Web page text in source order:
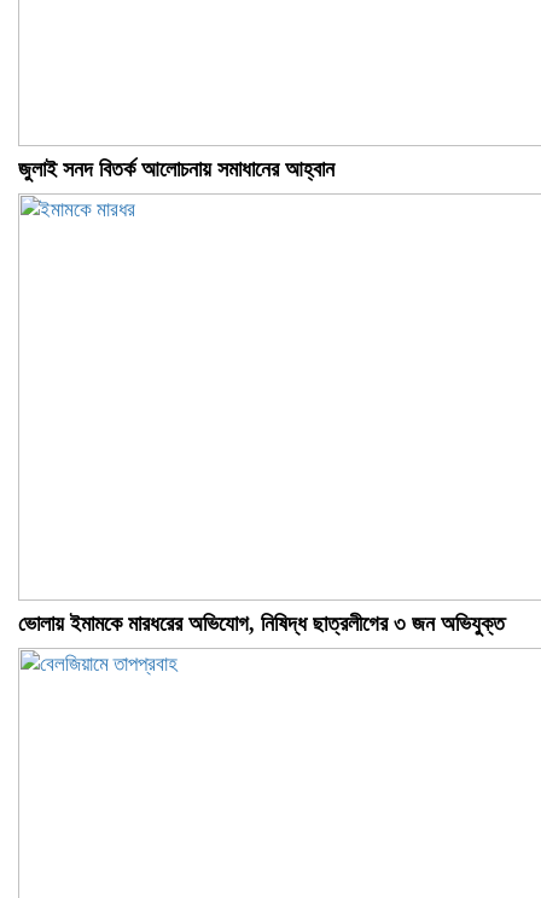
জুলাই সনদ বিতর্ক আলোচনায় সমাধানের আহ্বান
ভোলায় ইমামকে মারধরের অভিযোগ, নিষিদ্ধ ছাত্রলীগের ৩ জন অভিযুক্ত